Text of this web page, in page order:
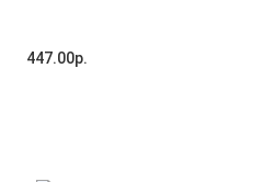
447.00р.